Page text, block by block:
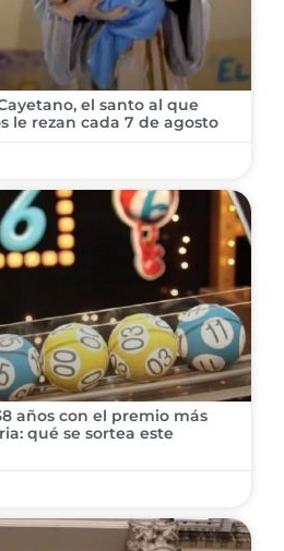
el santo al que
le rezan cada 7 de agosto
años con el premio más
qué se sortea este